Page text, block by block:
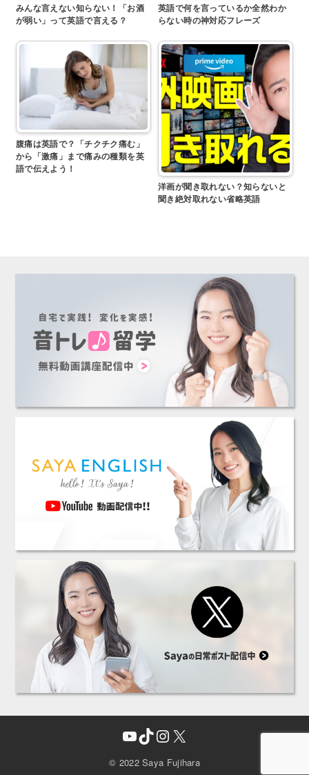
みんな言えない知らない！「お酒
が弱い」って英語で言える？
英語で何を言っているか全然わか
らない時の神対応フレーズ
腹痛は英語で？「チクチク痛む」
から「激痛」まで痛みの種類を英
語で伝えよう！
洋画が聞き取れない？知らないと
聞き絶対取れない省略英語
YouTube
TikTok
Instagram
X
© 2022 Saya Fujihara